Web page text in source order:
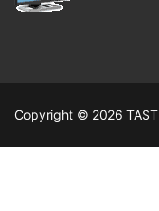
Copyright © 2026